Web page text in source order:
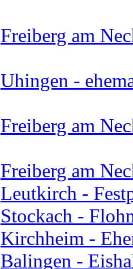
Freiberg am
Uhingen -
Freiberg am
Freiberg am
Leutkirch -
Stockach -
Kirchheim -
Balingen -